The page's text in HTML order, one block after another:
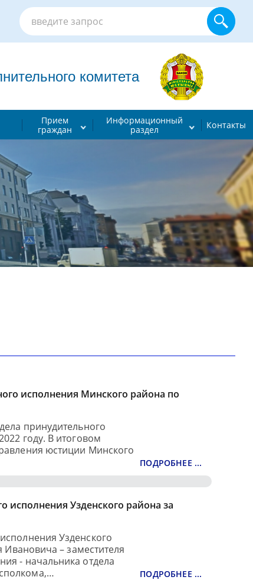
комитета
Прием
граждан
Информационный
раздел
Контакты
исполнения Минского района по
принудительного
году. В итоговом
юстиции Минского
ПОДРОБНЕЕ ...
исполнения Узденского района за
Узденского
Ивановича – заместителя
- начальника отдела
ПОДРОБНЕЕ ...